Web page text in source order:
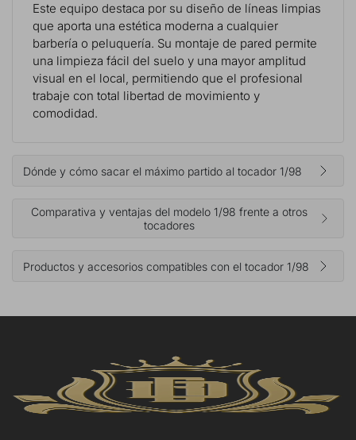
Este equipo destaca por su diseño de líneas limpias
que aporta una estética moderna a cualquier
barbería o peluquería. Su montaje de pared permite
una limpieza fácil del suelo y una mayor amplitud
visual en el local, permitiendo que el profesional
trabaje con total libertad de movimiento y
comodidad.
Dónde y cómo sacar el máximo partido al tocador 1/98
Comparativa y ventajas del modelo 1/98 frente a otros
tocadores
Productos y accesorios compatibles con el tocador 1/98